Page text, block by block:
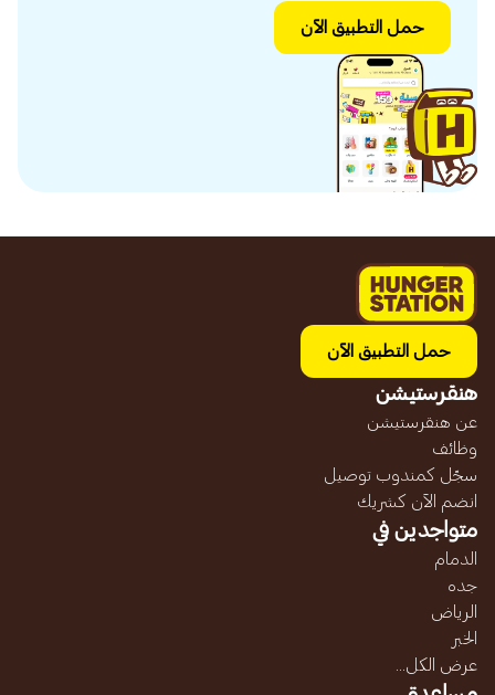
حمل التطبيق الآن
حمل التطبيق الآن
هنقرستيشن
عن هنقرستيشن
وظائف
سجّل كمندوب توصيل
انضم الآن كشريك
متواجدين في
الدمام
جده
الرياض
الخبر
عرض الكل...